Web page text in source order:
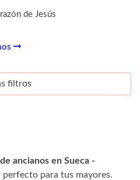
de Jesús
filtros
ancianos en Sueca -
perfecto para tus mayores.